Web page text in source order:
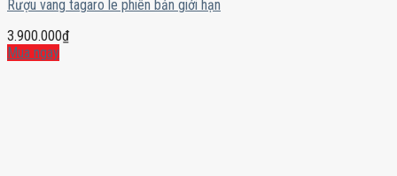
Rượu vang tagaro le phiên bản giới hạn
3.900.000₫
Mua ngay